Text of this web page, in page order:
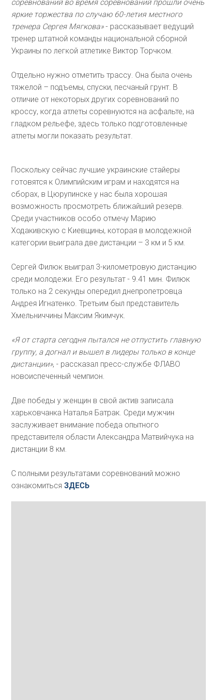
соревнований во время соревнований прошли очень
яркие торжества по случаю 60-летия местного
тренера Сергея Мягкова»- рассказывает ведущий
тренер штатной команды национальной сборной
Украины по легкой атлетике Виктор Торчком.
Отдельно нужно отметить трассу. Она была очень
тяжелой – подъемы, спуски, песчаный грунт. В
отличие от некоторых других соревнований по
кроссу, когда атлеты соревнуются на асфальте, на
гладком рельефе, здесь только подготовленные
атлеты могли показать результат.
Поскольку сейчас лучшие украинские стайеры
готовятся к Олимпийским играм и находятся на
сборах, в Цюрупинске у нас была хорошая
возможность просмотреть ближайший резерв.
Среди участников особо отмечу Марию
Ходакивскую с Киевщины, которая в молодежной
категории выиграла две дистанции – 3 км и 5 км.
Сергей Филюк выиграл 3-километровую дистанцию
среди молодежи. Его результат - 9.41 мин. Филюк
только на 2 секунды опередил днепропетровца
Андрея Игнатенко. Третьим был представитель
Хмельниччины Максим Якимчук.
«Я от старта сегодня пытался не отпустить главную
группу, а догнал и вышел в лидеры только в конце
дистанции», - рассказал пресс-службе ФЛАВО
новоиспеченный чемпион.
Две победы у женщин в свой актив записала
харьковчанка Наталья Батрак. Среди мужчин
заслуживает внимание победа опытного
представителя области Александра Матвийчука на
дистанции 8 км.
С полными результатами соревнований можно
ознакомиться ЗДЕСЬ